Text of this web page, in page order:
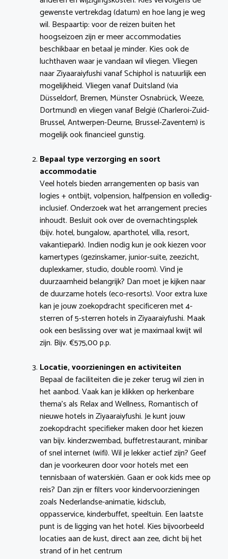
gewenste vertrekdag (datum) en hoe lang je weg
wil. Bespaartip: voor de reizen buiten het
hoogseizoen zijn er meer accommodaties
beschikbaar en betaal je minder. Kies ook de
luchthaven waar je vandaan wil vliegen. Vliegen
naar Ziyaaraiyfushi vanaf Schiphol is natuurlijk een
mogelijkheid. Vliegen vanaf Duitsland (via
Düsseldorf, Bremen, Münster Osnabrück, Weeze,
Dortmund) en vliegen vanaf België (Charleroi-Zuid-
Brussel, Antwerpen-Deurne, Brussel-Zaventem) is
mogelijk ook financieel gunstig.
Bepaal type verzorging en soort
accommodatie
Veel hotels bieden arrangementen op basis van
logies + ontbijt, volpension, halfpension en volledig-
inclusief. Onderzoek wat het arrangement precies
inhoudt. Besluit ook over de overnachtingsplek
(bijv. hotel, bungalow, aparthotel, villa, resort,
vakantiepark). Indien nodig kun je ook kiezen voor
kamertypes (gezinskamer, junior-suite, zeezicht,
duplexkamer, studio, double room). Vind je
duurzaamheid belangrijk? Dan moet je kijken naar
de duurzame hotels (eco-resorts). Voor extra luxe
kan je jouw zoekopdracht specificeren met 4-
sterren of 5-sterren hotels in Ziyaaraiyfushi. Maak
ook een beslissing over wat je maximaal kwijt wil
zijn. Bijv. €575,00 p.p.
Locatie, voorzieningen en activiteiten
Bepaal de faciliteiten die je zeker terug wil zien in
het aanbod. Vaak kan je klikken op herkenbare
thema’s als Relax and Wellness, Romantisch of
nieuwe hotels in Ziyaaraiyfushi. Je kunt jouw
zoekopdracht specifieker maken door het kiezen
van bijv. kinderzwembad, buffetrestaurant, minibar
of snel internet (wifi). Wil je lekker actief zijn? Geef
dan je voorkeuren door voor hotels met een
tennisbaan of waterskiën. Gaan er ook kids mee op
reis? Dan zijn er filters voor kindervoorzieningen
zoals Nederlandse-animatie, kidsclub,
oppasservice, kinderbuffet, speeltuin. Een laatste
punt is de ligging van het hotel. Kies bijvoorbeeld
locaties aan de kust, direct aan zee, dicht bij het
strand of in het centrum